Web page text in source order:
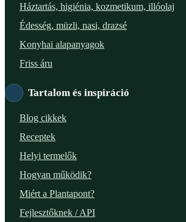
XVIII. ker. – Eni Mag-ház
Háztartás, higiénia, kozmetikum, illóolaj
Édesség, müzli, nasi, drazsé
Konyhai alapanyagok
Friss áru
Tartalom és inspiráció
Blog cikkek
Receptek
Helyi termelők
Hogyan működik?
Miért a Plantapont?
Fejlesztőknek / API